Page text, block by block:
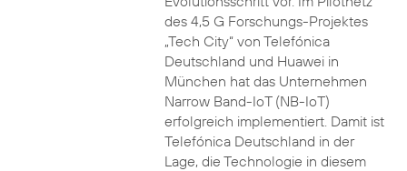
des 4,5 G Forschungs-Projektes
„Tech City“ von Telefónica
Deutschland und Huawei in
München hat das Unternehmen
Narrow Band-IoT (NB-IoT)
erfolgreich implementiert. Damit ist
Telefónica Deutschland in der
Lage, die Technologie in diesem